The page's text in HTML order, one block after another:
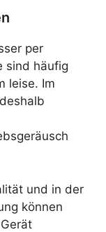
per
sind häufig
leise. Im
und in der
können